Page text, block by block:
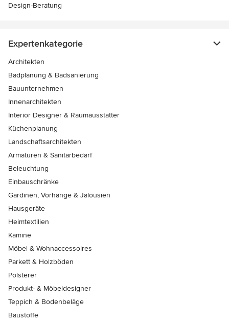
Design-Beratung
Expertenkategorie
Architekten
Badplanung & Badsanierung
Bauunternehmen
Innenarchitekten
Interior Designer & Raumausstatter
Küchenplanung
Landschaftsarchitekten
Armaturen & Sanitärbedarf
Beleuchtung
Einbauschränke
Gardinen, Vorhänge & Jalousien
Hausgeräte
Heimtextilien
Kamine
Möbel & Wohnaccessoires
Parkett & Holzböden
Polsterer
Produkt- & Möbeldesigner
Teppich & Bodenbeläge
Baustoffe